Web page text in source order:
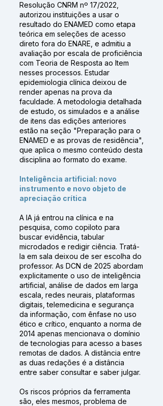
Resolução CNRM nº 17/2022,
autorizou instituições a usar o
resultado do ENAMED como etapa
teórica em seleções de acesso
direto fora do ENARE, e admitiu a
avaliação por escala de proficiência
com Teoria de Resposta ao Item
nesses processos. Estudar
epidemiologia clínica deixou de
render apenas na prova da
faculdade. A metodologia detalhada
de estudo, os simulados e a análise
de itens das edições anteriores
estão na seção "Preparação para o
ENAMED e as provas de residência",
que aplica o mesmo conteúdo desta
disciplina ao formato do exame.
Inteligência artificial: novo
instrumento e novo objeto de
apreciação crítica
A IA já entrou na clínica e na
pesquisa, como copiloto para
buscar evidência, tabular
microdados e redigir ciência. Tratá-
la em sala deixou de ser escolha do
professor. As DCN de 2025 abordam
explicitamente o uso de inteligência
artificial, análise de dados em larga
escala, redes neurais, plataformas
digitais, telemedicina e segurança
da informação, com ênfase no uso
ético e crítico, enquanto a norma de
2014 apenas mencionava o domínio
de tecnologias para acesso a bases
remotas de dados. A distância entre
as duas redações é a distância
entre saber consultar e saber julgar.
Os riscos próprios da ferramenta
são, eles mesmos, problema de